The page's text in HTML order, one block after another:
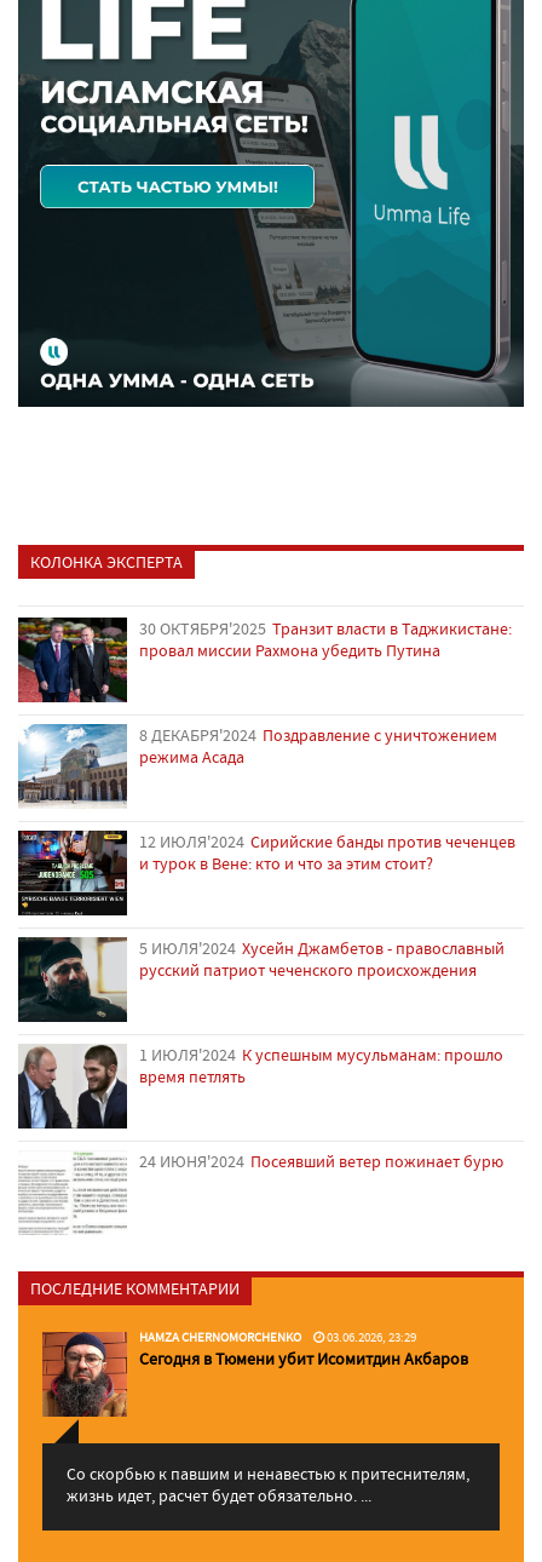
КОЛОНКА ЭКСПЕРТА
30 ОКТЯБРЯ'2025 Транзит власти в Таджикистане:
провал миссии Рахмона убедить Путина
8 ДЕКАБРЯ'2024 Поздравление с уничтожением
режима Асада
12 ИЮЛЯ'2024 Сирийские банды против чеченцев
и турок в Вене: кто и что за этим стоит?
5 ИЮЛЯ'2024 Хусейн Джамбетов - православный
русский патриот чеченского происхождения
1 ИЮЛЯ'2024 К успешным мусульманам: прошло
время петлять
24 ИЮНЯ'2024 Посеявший ветер пожинает бурю
ПОСЛЕДНИЕ КОММЕНТАРИИ
HAMZA CHERNOMORCHENKO 03.06.2026, 23:29
Сегодня в Тюмени убит Исомитдин Акбаров
Со скорбью к павшим и ненавестью к притеснителям,
жизнь идет, расчет будет обязательно. ...